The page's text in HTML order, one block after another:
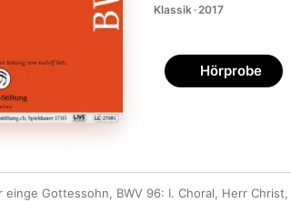
Klassik · 2017
Hörprobe
einge Gottessohn, BWV 96: I. Choral, Herr